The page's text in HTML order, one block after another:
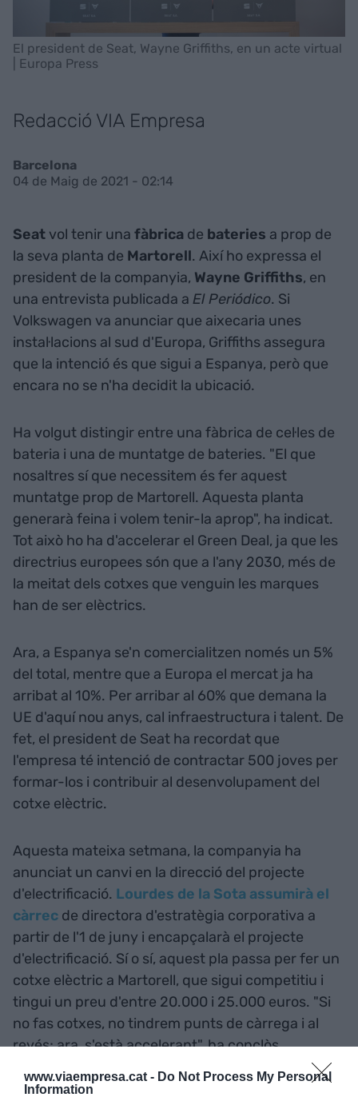
www.viaempresa.cat - Do Not Process My Personal
Information
El president de Seat, Wayne Griffiths, en un acte virtual
| Europa Press
Redacció VIA Empresa
Barcelona
04 de Maig de 2021 - 02:14
Seat vol tenir una fàbrica de bateries a prop de
la seva planta de Martorell. Així ho expressa el
president de la companyia, Wayne Griffiths, en
una entrevista publicada a El Periódico. Si
Volkswagen va anunciar que aixecaria unes
instal·lacions al sud d'Europa, Griffiths assegura
que la intenció és que sigui a Espanya, però que
encara no se n'ha decidit la ubicació.
Ha volgut distingir entre una fàbrica de cel·les de
bateria i una de muntatge de bateries. "El que
nosaltres sí que necessitem és fer aquest
muntatge prop de Martorell. Aquesta planta
generarà feina i volem tenir-la aprop", ha indicat.
Tot això ho ha d'accelerar el Green Deal, ja que les
directrius europees són que a l'any 2030, més de
la meitat dels cotxes que venguin les marques
han de ser elèctrics.
Ara, a Espanya se'n comercialitzen només un 5%
del total, mentre que a Europa el mercat ja ha
arribat al 10%. Per arribar al 60% que demana la
UE d'aquí nou anys, cal infraestructura i talent. De
fet, el president de Seat ha recordat que
l'empresa té intenció de contractar 500 joves per
formar-los i contribuir al desenvolupament del
cotxe elèctric.
Aquesta mateixa setmana, la companyia ha
anunciat un canvi en la direcció del projecte
d'electrificació. Lourdes de la Sota assumirà el
càrrec de directora d'estratègia corporativa a
partir de l'1 de juny i encapçalarà el projecte
d'electrificació. Sí o sí, aquest pla passa per fer un
cotxe elèctric a Martorell, que sigui competitiu i
tingui un preu d'entre 20.000 i 25.000 euros. "Si
no fas cotxes, no tindrem punts de càrrega i al
revés; ara, s'està accelerant", ha conclòs.